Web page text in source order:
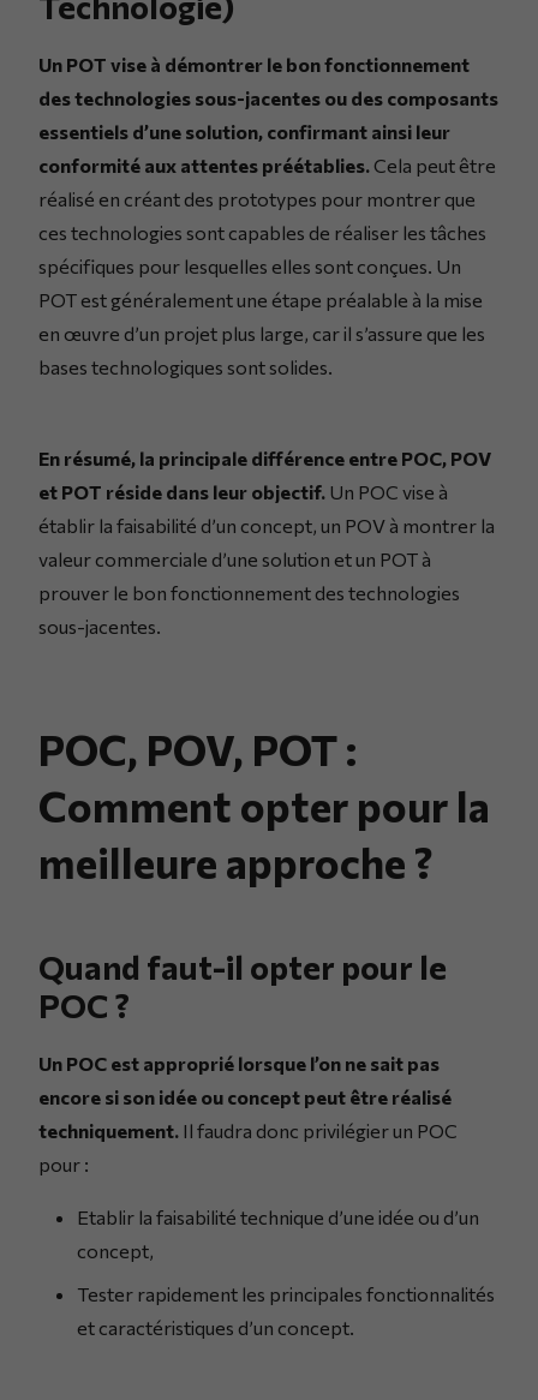
Un POT vise à démontrer le bon fonctionnement
des technologies sous-jacentes ou des composants
essentiels d’une solution, confirmant ainsi leur
conformité aux attentes préétablies. Cela peut être
réalisé en créant des prototypes pour montrer que
ces technologies sont capables de réaliser les tâches
spécifiques pour lesquelles elles sont conçues. Un
POT est généralement une étape préalable à la mise
en œuvre d’un projet plus large, car il s’assure que les
bases technologiques sont solides.
En résumé, la principale différence entre POC, POV
et POT réside dans leur objectif. Un POC vise à
établir la faisabilité d’un concept, un POV à montrer la
valeur commerciale d’une solution et un POT à
prouver le bon fonctionnement des technologies
sous-jacentes.
POC, POV, POT :
Comment opter pour la
meilleure approche ?
Quand faut-il opter pour le
POC ?
Un POC est approprié lorsque l’on ne sait pas
encore si son idée ou concept peut être réalisé
techniquement. Il faudra donc privilégier un POC
pour :
Etablir la faisabilité technique d’une idée ou d’un
concept,
Tester rapidement les principales fonctionnalités
et caractéristiques d’un concept.